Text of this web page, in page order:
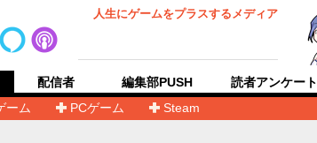
人生にゲームをプラスするメディア
ーム
PCゲーム Steam
配信者 編集部PUSH 読者アンケート